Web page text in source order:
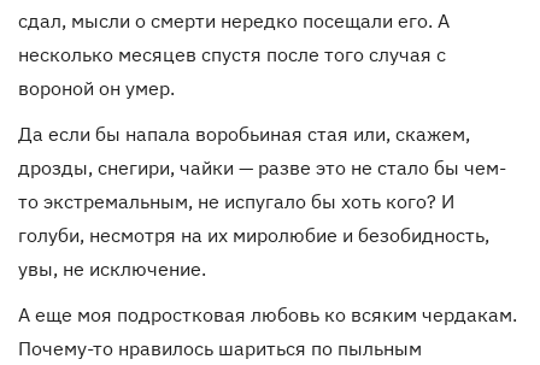
сдал, мысли о смерти нередко посещали его. А
несколько месяцев спустя после того случая с
вороной он умер.
Да если бы напала воробьиная стая или, скажем,
дрозды, снегири, чайки — разве это не стало бы чем-
то экстремальным, не испугало бы хоть кого? И
голуби, несмотря на их миролюбие и безобидность,
увы, не исключение.
А еще моя подростковая любовь ко всяким чердакам.
Почему-то нравилось шариться по пыльным